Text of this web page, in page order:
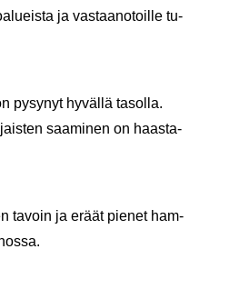
ja vas­taa­no­toil­le tu­
py­sy­nyt hy­väl­lä ta­sol­la.
saa­mi­nen on haas­ta­
ta­voin ja eräät pie­net ham­